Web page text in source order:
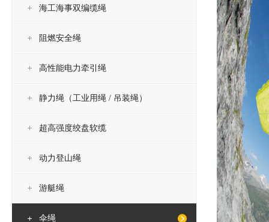
海工海事双编缆绳
阻燃安全绳
高性能电力牵引绳
静力绳（工业用绳 / 吊装绳）
超高强度绞盘软缆
动力登山绳
游艇绳
伞绳